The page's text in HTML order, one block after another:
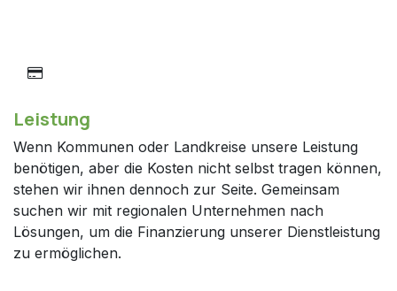
Leistung
Wenn Kommunen oder Landkreise unsere Leistung
benötigen, aber die Kosten nicht selbst tragen können,
stehen wir ihnen dennoch zur Seite. Gemeinsam
suchen wir mit regionalen Unternehmen nach
Lösungen, um die Finanzierung unserer Dienstleistung
zu ermöglichen.